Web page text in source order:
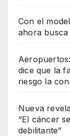
Con el
ahora
dice que la
riesgo la
Nueva
“El cáncer
debilitante”